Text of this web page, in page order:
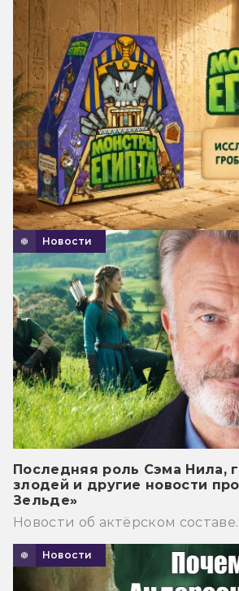
Новости
Последняя роль Сэма Нила,
злодей и другие новости
Зельде»
Новости об актёрском составе.
Новости